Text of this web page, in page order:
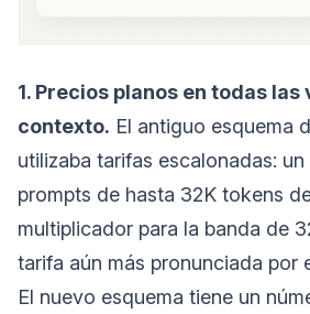
1. Precios planos en todas las
contexto. El antiguo esquema
utilizaba tarifas escalonadas:
prompts de hasta 32K tokens
multiplicador para la banda de
tarifa aún más pronunciada por
El nuevo esquema tiene un